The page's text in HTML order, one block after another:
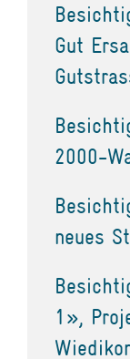
Gut
2000-
neues
1»,